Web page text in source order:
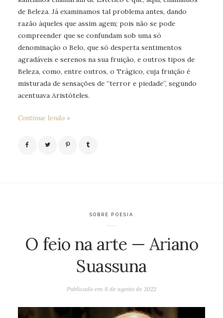
de Beleza. Já examinamos tal problema antes, dando
razão àqueles que assim agem; pois não se pode
compreender que se confundam sob uma só
denominação o Belo, que só desperta sentimentos
agradáveis e serenos na sua fruição, e outros tipos de
Beleza, como, entre outros, o Trágico, cuja fruição é
misturada de sensações de “terror e piedade”, segundo
acentuava Aristóteles.
Continue lendo »
SOBRE POESIA
O feio na arte — Ariano
Suassuna
Publicado em 8 de agosto de 2022